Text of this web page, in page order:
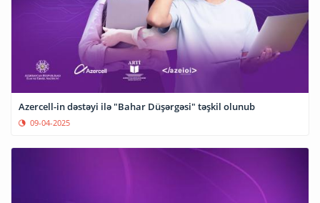
Azercell-in dəstəyi ilə "Bahar Düşərgəsi" təşkil olunub
09-04-2025